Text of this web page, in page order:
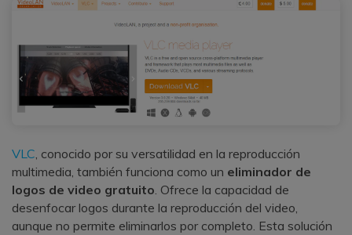
VLC, conocido por su versatilidad en la reproducción
multimedia, también funciona como un eliminador de
logos de video gratuito. Ofrece la capacidad de
desenfocar logos durante la reproducción del video,
aunque no permite eliminarlos por completo. Esta solución